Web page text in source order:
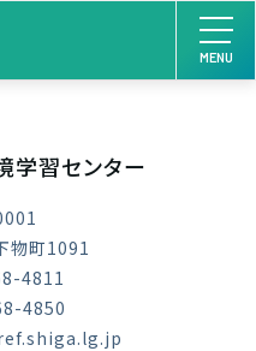
MENU
学習センター
物町1091
4811
4850